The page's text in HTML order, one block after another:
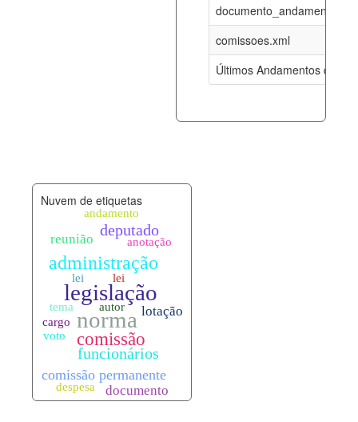
documento_andamento.xml
comissoes.xml
Últimos Andamentos de
documento_andamento.xml 06-08-
palavras_chave.xml 06-08-
legislacao_norma_anotacoes.xml
Nuvem de etiquetas